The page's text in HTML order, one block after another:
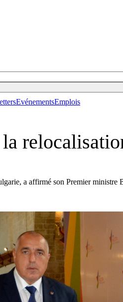
EvénementsEmplois
a affirmé son Premier